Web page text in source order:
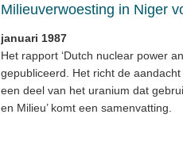
Milieuverwoesting in Niger
januari 1987
Het rapport ‘Dutch nuclear power
gepubliceerd. Het richt de
een deel van het uranium dat
en Milieu’ komt een samenvatting.